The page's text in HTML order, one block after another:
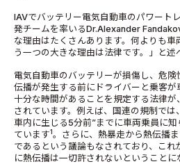
IAVでバッテリー電気自動車のパワート
発チームを率いるDr.Alexander
な理由はたくさんあります。何よりも車
う一つの大きな理由は法律です。」と述
電気自動車のバッテリーが損傷し、危
伝播が発生する前にドライバーと乗客
十分な時間があることを規定する法律
されています。例えば、国連の規制では
車内に生じる5分前”までに車両乗員に
ています1。さらに、熱暴走から熱伝播
であるという議論もなされており、こ
に熱伝播は一切許されないということに